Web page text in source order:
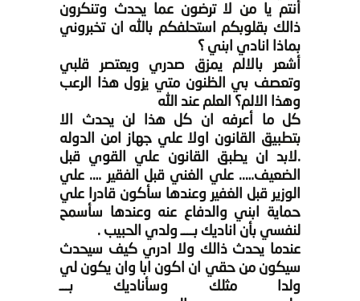
أنتم يا من لا ترضون عما يحدث وتنكرون
ذالك بقلوبكم استحلفكم بالله ان تخبروني
بماذا انادي ابني ؟
أشعر بالالم يمزق صدري ويعتصر قلبي
وتعصف بي الظنون متي يزول هذا الرعب
وهذا الالم؟ العلم عند الله
كل ما أعرفه ان كل هذا لن يحدث الا
بتطبيق القانون اولا علي جهاز امن الدوله
.لابد ان يطبق القانون علي القوي قبل
الضعيف….. علي الغني قبل الفقير …. علي
الوزير قبل الغفير وعندها سأكون قادرا علي
حماية ابني والدفاع عنه وعندها سأسمح
لنفسي بأن اناديك بــــ ولدي الحبيب .
عندما يحدث ذالك ولا ادري كيف سيحدث
سيكون من حقي ان اكون ابا وان يكون لي
ولدا مثلك وسأناديك بـــ